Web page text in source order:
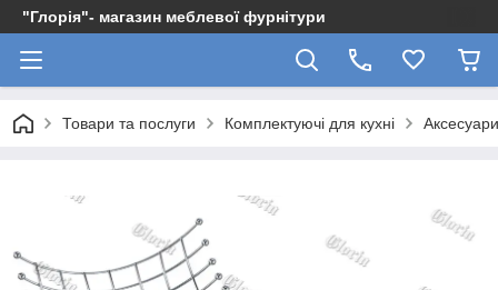
"Глорія"- магазин меблевої фурнітури
Товари та послуги Комплектуючі для кухні